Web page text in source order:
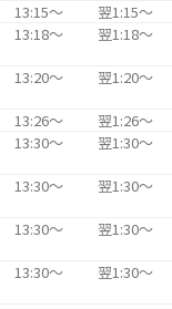
13:15〜 翌1:15〜
13:18〜
翌1:18〜
13:20〜
翌1:20〜
13:26〜
翌1:26〜
13:30〜
翌1:30〜
13:30〜
翌1:30〜
13:30〜
翌1:30〜
13:30〜
翌1:30〜